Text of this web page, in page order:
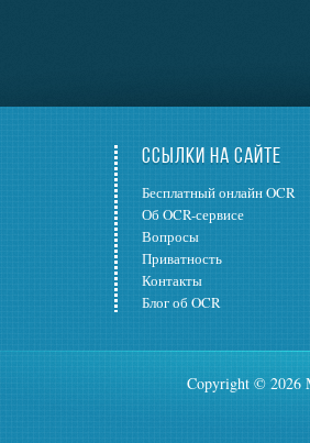
ССЫЛКИ НА САЙТЕ
Бесплатный онлайн OCR
Об OCR-сервисе
Вопросы
Приватность
Контакты
Блог об OCR
Copyright © 2026